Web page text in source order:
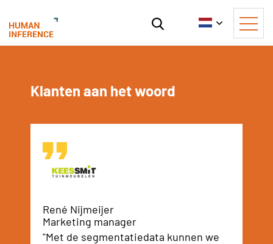
Klanten aan het woord
René Nijmeijer
Marketing manager
"Met de segmentatiedata kunnen we